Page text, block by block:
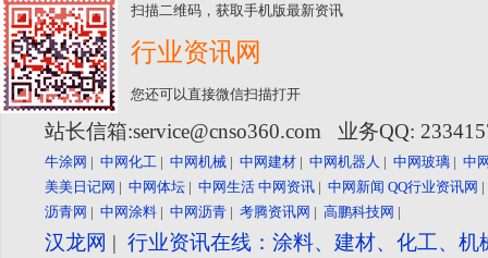
扫描二维码，获取手机版最新资讯
行业资讯网
您还可以直接微信扫描打开
站长信箱:service@cnso360.com 业务QQ:
牛涂网 | 中网化工 | 中网机械 | 中网建材 | 中网机器人 | 中网玻璃 | 中
美美日记网 | 中网体坛 | 中网生活 中网资讯 | 中网新闻 QQ行业资讯网
沥青网 | 中网涂料 | 中网沥青 | 考腾资讯网 | 高鹏科技网 |
汉龙网 | 行业资讯在线：涂料、建材、化工、